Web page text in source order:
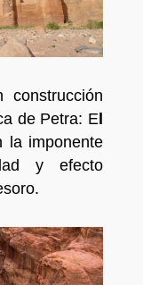
de Petra: El
la imponente
y efecto